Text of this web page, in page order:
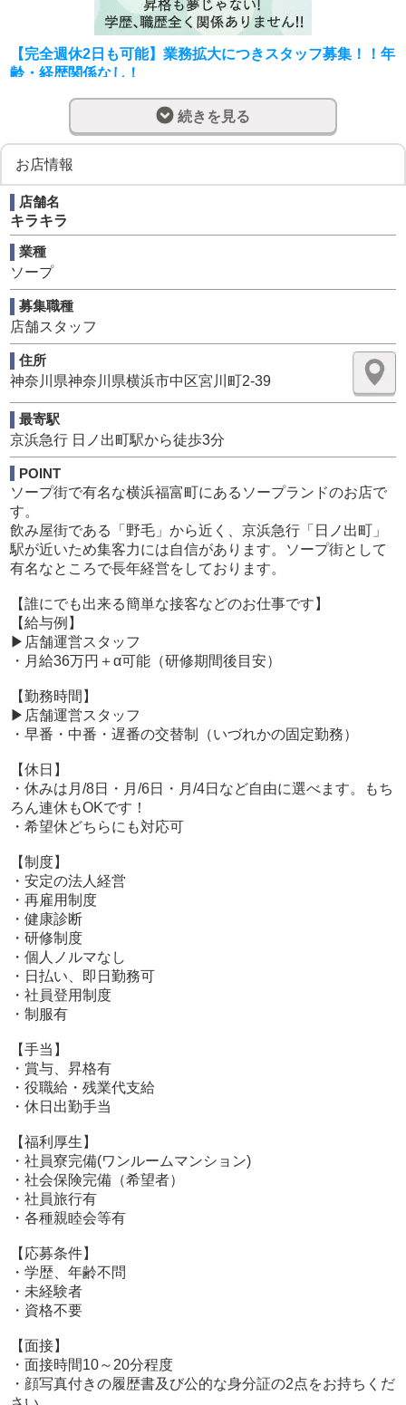
【完全週休2日も可能】業務拡大につきスタッフ募集！！年
齢・経歴関係なし！
■対面接客・受付業務
お客様からのお問合せや来店されたお客様のご案内を行っ
ていただきます。
予約の確認や、会計作業などをお願いします。
先輩スタッフが丁寧にご指導いたしますので、未経験の方
でも安心して働けます。
■PC更新業務
ヘブンネットなど、ポータルサイト等の店舗情報更新作業
を行っていただきます。
キャストの出勤情報やイベント、求人ブログの作成となり
ます。
基本的にはボタンを押すだけや、ブログの更新時に簡単に
文字が入力出来れば問題ありません。
PCが苦手な人でも簡単にできます。
■清掃・備品管理
お客様やキャストさまに快適にお過ごしいただくため、店
内の清掃や備品の管理・補充を行っていただきます。
続きを見る
お店情報
店舗名
キラキラ
業種
ソープ
募集職種
店舗スタッフ
住所
神奈川県神奈川県横浜市中区宮川町2-39
最寄駅
京浜急行 日ノ出町駅から徒歩3分
POINT
ソープ街で有名な横浜福富町にあるソープランドのお店で
す。
飲み屋街である「野毛」から近く、京浜急行「日ノ出町」
駅が近いため集客力には自信があります。ソープ街として
有名なところで長年経営をしております。
【誰にでも出来る簡単な接客などのお仕事です】
【給与例】
▶店舗運営スタッフ
・月給36万円＋α可能（研修期間後目安）
【勤務時間】
▶店舗運営スタッフ
・早番・中番・遅番の交替制（いづれかの固定勤務）
【休日】
・休みは月/8日・月/6日・月/4日など自由に選べます。もち
ろん連休もOKです！
・希望休どちらにも対応可
【制度】
・安定の法人経営
・再雇用制度
・健康診断
・研修制度
・個人ノルマなし
・日払い、即日勤務可
・社員登用制度
・制服有
【手当】
・賞与、昇格有
・役職給・残業代支給
・休日出勤手当
【福利厚生】
・社員寮完備(ワンルームマンション)
・社会保険完備（希望者）
・社員旅行有
・各種親睦会等有
【応募条件】
・学歴、年齢不問
・未経験者
・資格不要
【面接】
・面接時間10～20分程度
・顔写真付きの履歴書及び公的な身分証の2点をお持ちくだ